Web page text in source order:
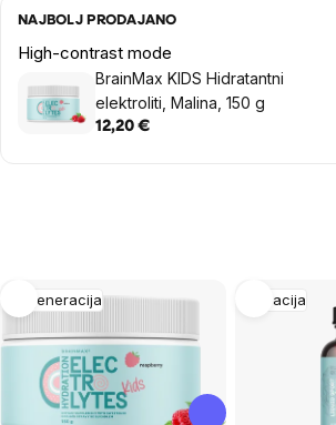
NAJBOLJ PRODAJANO
High-contrast mode
BrainMax KIDS Hidratantni
elektroliti, Malina, 150 g
12,20 €
List
of
products
Regeneracija Hidracija